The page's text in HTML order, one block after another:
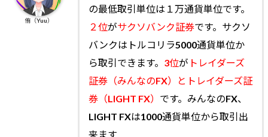
の最低取引単位は１万通貨単位です。
２位がサクソバンク証券です。サクソ
バンクはトルコリラ5000通貨単位か
ら取引できます。 3位が トレイダーズ
証券（みんなのFX）とトレイダーズ証
券（LIGHT FX） です。みんなのFX、
LIGHT FXは1000通貨単位から取引出
来ます
侑（Yuu）